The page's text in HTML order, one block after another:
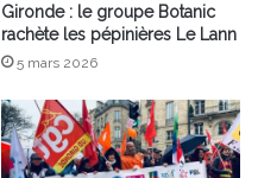
Gironde : le groupe Botanic
rachète les pépinières Le Lann
5 mars 2026